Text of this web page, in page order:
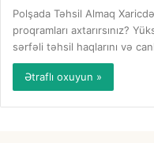
Polşada Təhsil Almaq
proqramları axtarırsınız?
sərfəli təhsil haqlarını və
Ətraflı oxuyun »